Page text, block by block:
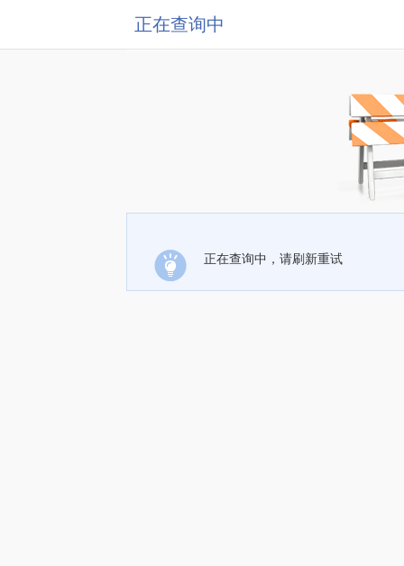
正在查询中
正在查询中，请刷新重试